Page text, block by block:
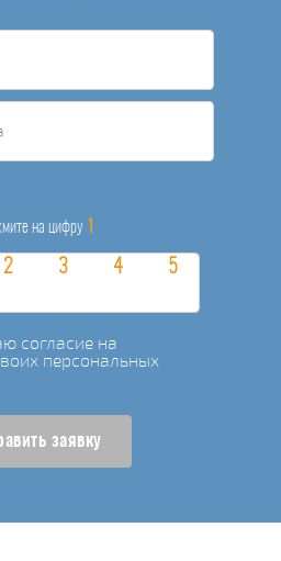
на цифру 1
согласие на
персональных
заявку